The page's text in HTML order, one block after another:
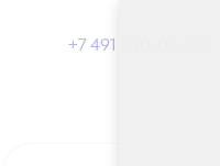
+7 491 230-03-03